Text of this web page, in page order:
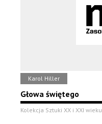
Karol Hiller
Głowa świętego
Kolekcja Sztuki XX i XXI wieku